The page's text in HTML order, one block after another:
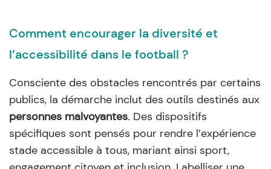
Comment encourager la diversité et
l’accessibilité dans le football ?
Consciente des obstacles rencontrés par certains
publics, la démarche inclut des outils destinés aux
personnes malvoyantes. Des dispositifs
spécifiques sont pensés pour rendre l’expérience
stade accessible à tous, mariant ainsi sport,